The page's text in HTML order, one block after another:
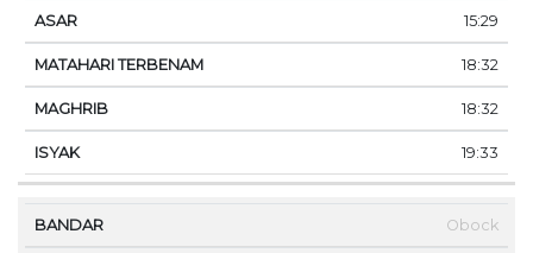
15:29
18:32
18:32
19:33
Obock